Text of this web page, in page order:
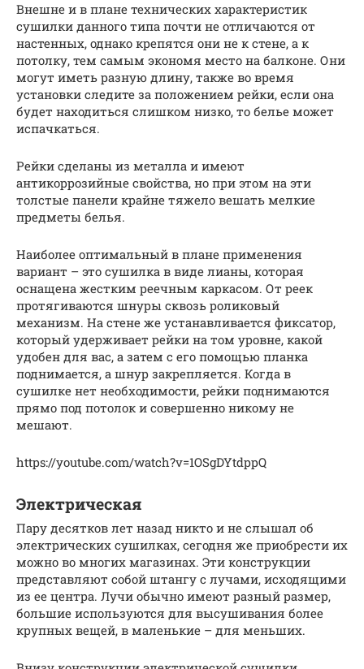
Внешне и в плане технических характеристик
сушилки данного типа почти не отличаются от
настенных, однако крепятся они не к стене, а к
потолку, тем самым экономя место на балконе. Они
могут иметь разную длину, также во время
установки следите за положением рейки, если она
будет находиться слишком низко, то белье может
испачкаться.
Рейки сделаны из металла и имеют
антикоррозийные свойства, но при этом на эти
толстые панели крайне тяжело вешать мелкие
предметы белья.
Наиболее оптимальный в плане применения
вариант – это сушилка в виде лианы, которая
оснащена жестким реечным каркасом. От реек
протягиваются шнуры сквозь роликовый
механизм. На стене же устанавливается фиксатор,
который удерживает рейки на том уровне, какой
удобен для вас, а затем с его помощью планка
поднимается, а шнур закрепляется. Когда в
сушилке нет необходимости, рейки поднимаются
прямо под потолок и совершенно никому не
мешают.
https://youtube.com/watch?v=1OSgDYtdppQ
Электрическая
Пару десятков лет назад никто и не слышал об
электрических сушилках, сегодня же приобрести их
можно во многих магазинах. Эти конструкции
представляют собой штангу с лучами, исходящими
из ее центра. Лучи обычно имеют разный размер,
большие используются для высушивания более
крупных вещей, в маленькие – для меньших.